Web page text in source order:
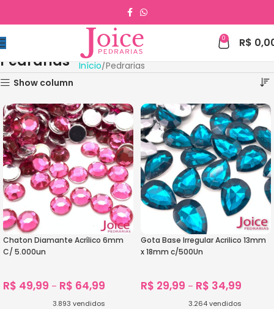
0 R$
Pedrarias Início Pedrarias
Show column
Chaton Diamante Acrílico 6mm
C/ 5.000un
R$ 49,99 – R$ 64,99
3.893 vendidos
Gota Base Irregular Acrilico 13mm
x 18mm c/500Un
R$ 29,99 – R$ 34,99
3.264vendidos